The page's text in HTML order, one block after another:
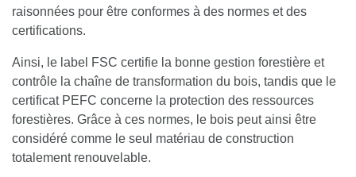
raisonnées pour être conformes à des normes et des
certifications.
Ainsi, le label FSC certifie la bonne gestion forestière et
contrôle la chaîne de transformation du bois, tandis que le
certificat PEFC concerne la protection des ressources
forestières. Grâce à ces normes, le bois peut ainsi être
considéré comme le seul matériau de construction
totalement renouvelable.